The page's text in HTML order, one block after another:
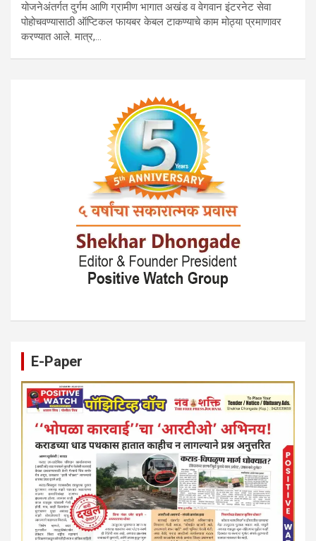
योजनेअंतर्गत दुर्गम आणि ग्रामीण भागात अखंड व वेगवान इंटरनेट सेवा
पोहोचवण्यासाठी ऑप्टिकल फायबर केबल टाकण्याचे काम मोठ्या प्रमाणावर
करण्यात आले. मात्र,…
E-Paper